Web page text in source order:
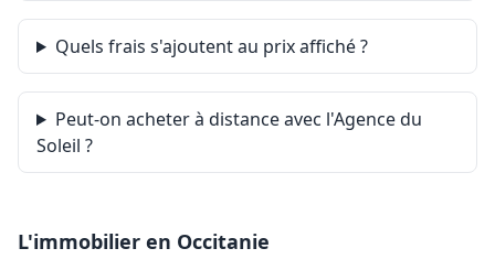
Quels frais s'ajoutent au prix affiché ?
Peut-on acheter à distance avec l'Agence du
Soleil ?
L'immobilier en Occitanie